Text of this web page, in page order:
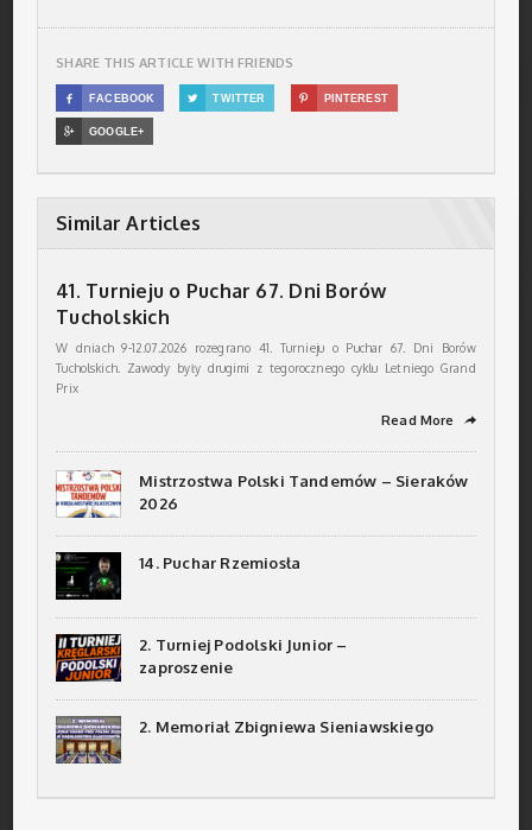
SHARE THIS ARTICLE WITH FRIENDS
 FACEBOOK  TWITTER  PINTEREST
 GOOGLE+
Similar Articles
41. Turnieju o Puchar 67. Dni Borów
Tucholskich
W dniach 9-12.07.2026 rozegrano 41. Turnieju o Puchar 67. Dni Borów
Tucholskich. Zawody były drugimi z tegorocznego cyklu Letniego Grand
Prix
Read More ➦
Mistrzostwa Polski Tandemów – Sieraków
2026
14. Puchar Rzemiosła
2. Turniej Podolski Junior –
zaproszenie
2. Memoriał Zbigniewa Sieniawskiego